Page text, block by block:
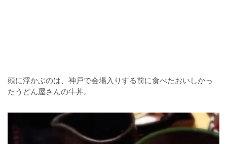
頭に浮かぶのは、神戸で会場入りする前に食べたおいしかっ
たうどん屋さんの牛丼。